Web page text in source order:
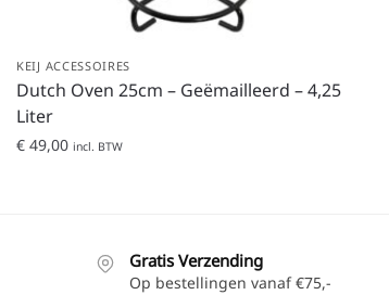
KEIJ ACCESSOIRES
Dutch Oven 25cm – Geëmailleerd – 4,25
Liter
€ 49,00 incl. BTW
Gratis Verzending
Op bestellingen vanaf €75,-